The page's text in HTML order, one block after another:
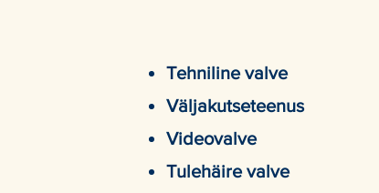
Fennec LIS´s
Tehniline valve
Väljakutseteenus
Videovalve
Tulehäire valve